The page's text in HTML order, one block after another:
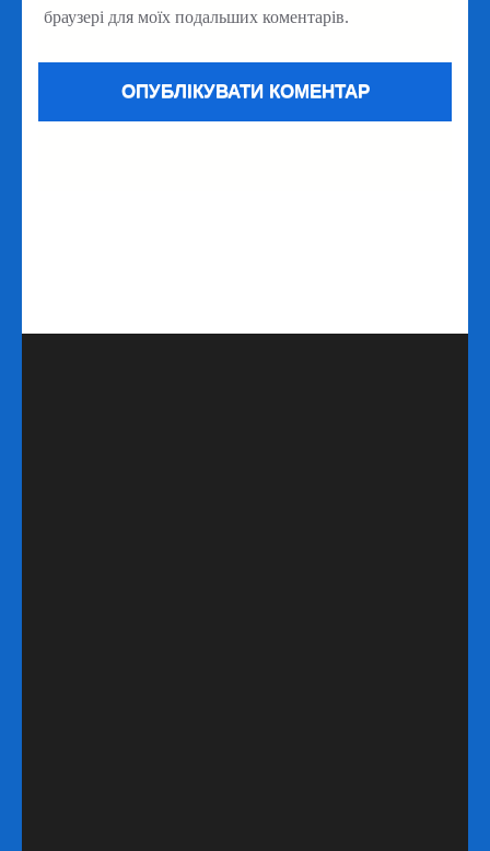
браузері для моїх подальших коментарів.